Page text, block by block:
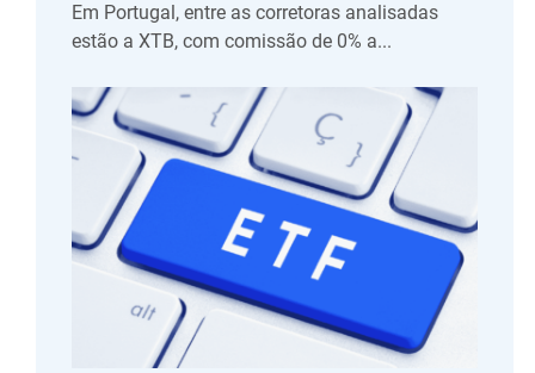
Em Portugal, entre as corretoras analisadas
estão a XTB, com comissão de 0% a...